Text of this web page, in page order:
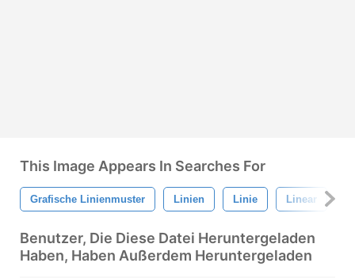
This Image Appears In Searches For
Grafische Linienmuster Linien Linie Linear
Benutzer, Die Diese Datei Heruntergeladen
Haben, Haben Außerdem Heruntergeladen